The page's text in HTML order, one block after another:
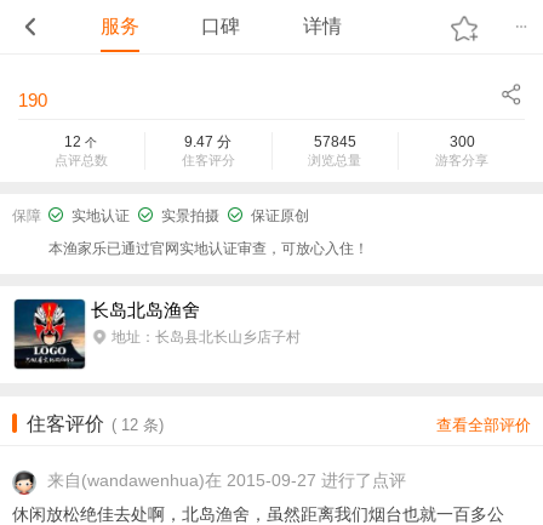
服务 口碑 详情
190
12 个
点评总数
9.47 分
住客评分
57845
浏览总量
300
游客分享
保障 实地认证 实景拍摄
保证原创
本渔家乐已通过官网实地认证审查，可放心入住！
长岛北岛渔舍
地址：长岛县北长山乡店子村
住客评价 ( 12 条) 查看全部评价
来自(wandawenhua)在 2015-09-27 进行了点评
休闲放松绝佳去处啊，北岛渔舍，虽然距离我们烟台也就一百多公